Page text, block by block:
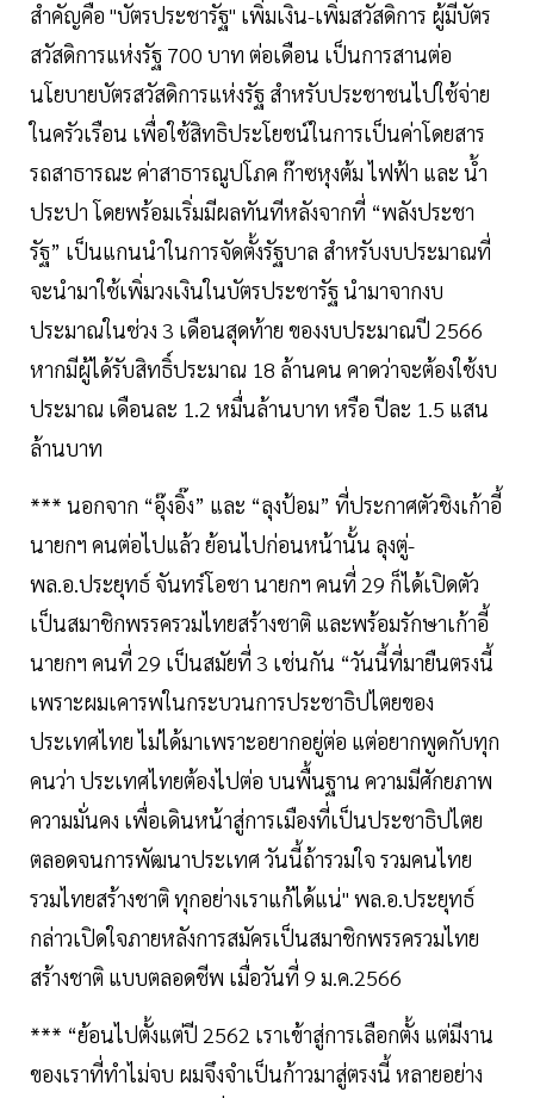
สำคัญคือ "บัตรประชารัฐ" เพิ่มเงิน-เพิ่มสวัสดิการ ผู้มีบัตร
สวัสดิการแห่งรัฐ 700 บาท ต่อเดือน เป็นการสานต่อ
นโยบายบัตรสวัสดิการแห่งรัฐ สำหรับประชาชนไปใช้จ่าย
ในครัวเรือน เพื่อใช้สิทธิประโยชน์ในการเป็นค่าโดยสาร
รถสาธารณะ ค่าสาธารณูปโภค ก๊าซหุงต้ม ไฟฟ้า และ น้ำ
ประปา โดยพร้อมเริ่มมีผลทันทีหลังจากที่ “พลังประชา
รัฐ” เป็นแกนนำในการจัดตั้งรัฐบาล สำหรับงบประมาณที่
จะนำมาใช้เพิ่มวงเงินในบัตรประชารัฐ นำมาจากงบ
ประมาณในช่วง 3 เดือนสุดท้าย ของงบประมาณปี 2566
หากมีผู้ได้รับสิทธิ์ประมาณ 18 ล้านคน คาดว่าจะต้องใช้งบ
ประมาณ เดือนละ 1.2 หมื่นล้านบาท หรือ ปีละ 1.5 แสน
ล้านบาท
*** นอกจาก “อุ๊งอิ๊ง” และ “ลุงป้อม” ที่ประกาศตัวชิงเก้าอี้
นายกฯ คนต่อไปแล้ว ย้อนไปก่อนหน้านั้น ลุงตู่-
พล.อ.ประยุทธ์ จันทร์โอชา นายกฯ คนที่ 29 ก็ได้เปิดตัว
เป็นสมาชิกพรรครวมไทยสร้างชาติ และพร้อมรักษาเก้าอี้
นายกฯ คนที่ 29 เป็นสมัยที่ 3 เช่นกัน “วันนี้ที่มายืนตรงนี้
เพราะผมเคารพในกระบวนการประชาธิปไตยของ
ประเทศไทย ไม่ได้มาเพราะอยากอยู่ต่อ แต่อยากพูดกับทุก
คนว่า ประเทศไทยต้องไปต่อ บนพื้นฐาน ความมีศักยภาพ
ความมั่นคง เพื่อเดินหน้าสู่การเมืองที่เป็นประชาธิปไตย
ตลอดจนการพัฒนาประเทศ วันนี้ถ้ารวมใจ รวมคนไทย
รวมไทยสร้างชาติ ทุกอย่างเราแก้ได้แน่" พล.อ.ประยุทธ์
กล่าวเปิดใจภายหลังการสมัครเป็นสมาชิกพรรครวมไทย
สร้างชาติ แบบตลอดชีพ เมื่อวันที่ 9 ม.ค.2566
*** “ย้อนไปตั้งแต่ปี 2562 เราเข้าสู่การเลือกตั้ง แต่มีงาน
ของเราที่ทำไม่จบ ผมจึงจำเป็นก้าวมาสู่ตรงนี้ หลายอย่าง